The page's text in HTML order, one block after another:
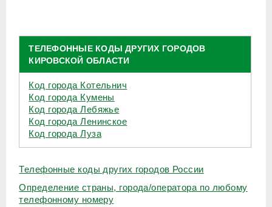
ТЕЛЕФОННЫЕ КОДЫ ДРУГИХ ГОРОДОВ
КИРОВСКОЙ ОБЛАСТИ
Код города Котельнич
Код города Кумены
Код города Лебяжье
Код города Ленинское
Код города Луза
Телефонные коды других городов России
Определение страны, города/оператора по любому
телефонному номеру